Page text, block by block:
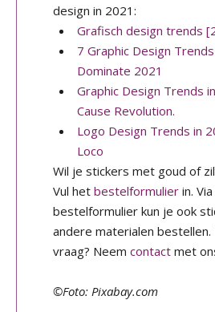
design in 2021:
Grafisch design trends
7 Graphic Design
Dominate 2021
Graphic Design Trends
Cause Revolution.
Logo Design Trends in
Loco
Wil je stickers met goud of
Vul het bestelformulier in.
bestelformulier kun je ook
andere materialen
vraag? Neem contact met
©Foto: Pixabay.com